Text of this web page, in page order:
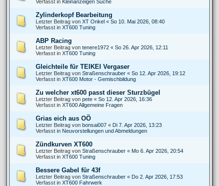
Verfasst in Kleinanzeigen Suche
Zylinderkopf Bearbeitung
Letzter Beitrag von XT Onkel « So 10. Mai 2026, 08:40
Verfasst in XT600 Tuning
ABP Racing
Letzter Beitrag von tenere1972 « So 26. Apr 2026, 12:11
Verfasst in XT600 Tuning
Gleichteile für TEIKEI Vergaser
Letzter Beitrag von Straßenschrauber « So 12. Apr 2026, 19:12
Verfasst in XT600 Motor - Gemischbildung
Zu welcher xt600 passt dieser Sturzbügel
Letzter Beitrag von pete « So 12. Apr 2026, 16:36
Verfasst in XT600 Allgemeine Fragen
Grias eich aus OÖ
Letzter Beitrag von bonsai007 « Di 7. Apr 2026, 13:23
Verfasst in Neuvorstellungen und Abmeldungen
Zündkurven XT600
Letzter Beitrag von Straßenschrauber « Mo 6. Apr 2026, 20:54
Verfasst in XT600 Tuning
Bessere Gabel für 43f
Letzter Beitrag von Straßenschrauber « Do 2. Apr 2026, 17:53
Verfasst in XT600 Fahrwerk